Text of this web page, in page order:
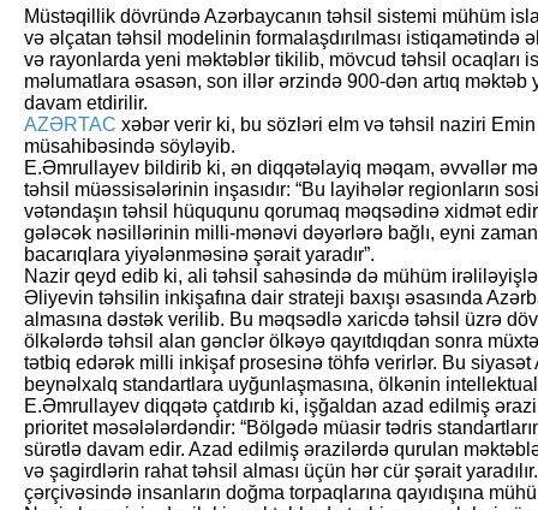
Müstəqillik dövründə Azərbaycanın təhsil sistemi mühüm
və əlçatan təhsil modelinin formalaşdırılması istiqamətində
və rayonlarda yeni məktəblər tikilib, mövcud təhsil ocaqları
məlumatlara əsasən, son illər ərzində 900-dən artıq
davam etdirilir.
AZƏRTAC xəbər verir ki, bu sözləri elm və təhsil naziri
müsahibəsində söyləyib.
E.Əmrullayev bildirib ki, ən diqqətəlayiq məqam, əvvəllər
təhsil müəssisələrinin inşasıdır: “Bu layihələr regionların
vətəndaşın təhsil hüququnu qorumaq məqsədinə xidmət
gələcək nəsillərinin milli-mənəvi dəyərlərə bağlı, eyni
bacarıqlara yiyələnməsinə şərait yaradır”.
Nazir qeyd edib ki, ali təhsil sahəsində də mühüm
Əliyevin təhsilin inkişafına dair strateji baxışı əsasında
almasına dəstək verilib. Bu məqsədlə xaricdə təhsil üzrə
ölkələrdə təhsil alan gənclər ölkəyə qayıtdıqdan sonra
tətbiq edərək milli inkişaf prosesinə töhfə verirlər. Bu
beynəlxalq standartlara uyğunlaşmasına, ölkənin intellektual
E.Əmrullayev diqqətə çatdırıb ki, işğaldan azad edilmiş
prioritet məsələlərdəndir: “Bölgədə müasir tədris
sürətlə davam edir. Azad edilmiş ərazilərdə qurulan
və şagirdlərin rahat təhsil alması üçün hər cür şərait yaradılır.
çərçivəsində insanların doğma torpaqlarına qayıdışına